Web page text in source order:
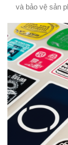
và bảo vệ sản